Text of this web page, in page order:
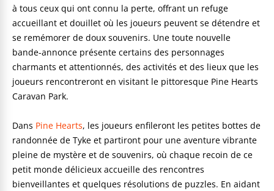
à tous ceux qui ont connu la perte, offrant un refuge
accueillant et douillet où les joueurs peuvent se détendre et
se remémorer de doux souvenirs. Une toute nouvelle
bande-annonce présente certains des personnages
charmants et attentionnés, des activités et des lieux que les
joueurs rencontreront en visitant le pittoresque Pine Hearts
Caravan Park.
Dans Pine Hearts, les joueurs enfileront les petites bottes de
randonnée de Tyke et partiront pour une aventure vibrante
pleine de mystère et de souvenirs, où chaque recoin de ce
petit monde délicieux accueille des rencontres
bienveillantes et quelques résolutions de puzzles. En aidant